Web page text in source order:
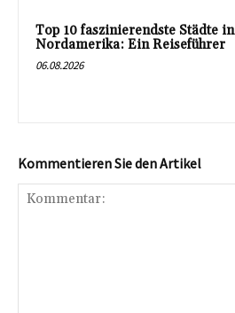
Top 10 faszinierendste Städte in
Nordamerika: Ein Reiseführer
06.08.2026
Kommentieren Sie den Artikel